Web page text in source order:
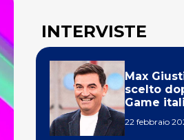
INTERVISTE
Max
scelto
Game
22 febbraio